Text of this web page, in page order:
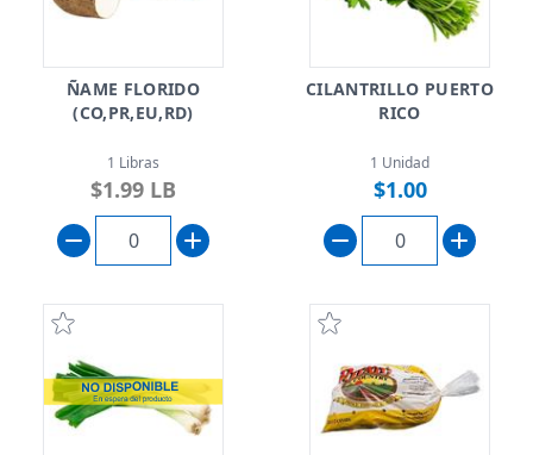
ÑAME FLORIDO
(CO,PR,EU,RD)
1 Libras
$1.99 LB
CILANTRILLO PUERTO
RICO
1 Unidad
$1.00